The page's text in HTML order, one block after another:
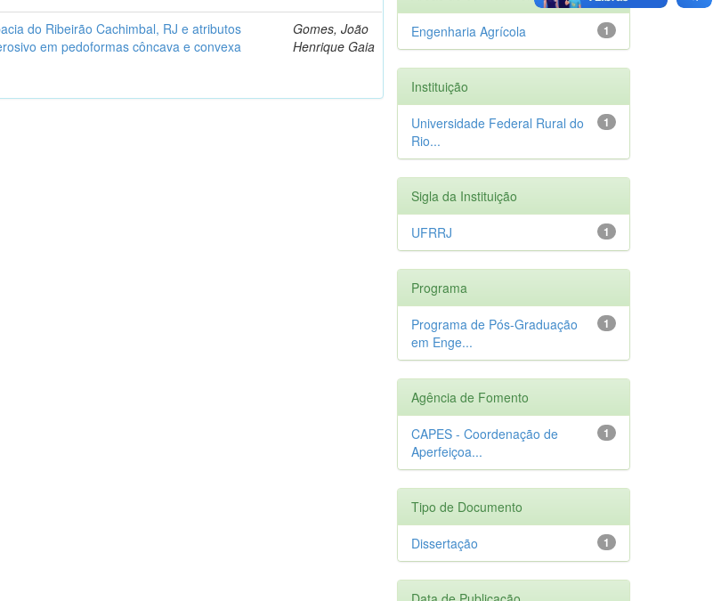
do Ribeirão Cachimbal, RJ e atributos
em pedoformas côncava e convexa
Gomes, João
Henrique Gaia
1
Engenharia Agrícola
Instituição
1
Universidade Federal Rural do
Rio...
Sigla da Instituição
1
UFRRJ
Programa
1
Programa de Pós-Graduação
em Enge...
Agência de Fomento
1
CAPES - Coordenação de
Aperfeiçoa...
Tipo de Documento
1
Dissertação